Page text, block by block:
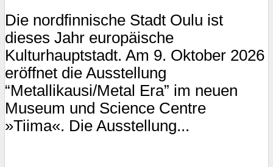
Die nordfinnische Stadt Oulu ist
dieses Jahr europäische
Kulturhauptstadt. Am 9. Oktober 2026
eröffnet die Ausstellung
“Metallikausi/Metal Era” im neuen
Museum und Science Centre
»Tiima«. Die Ausstellung...